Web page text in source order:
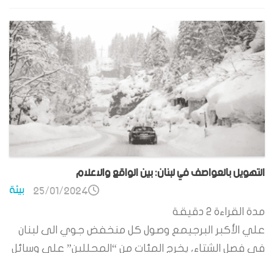
التهويل بالعواصف في لبنان: بين الواقع والاعلام
بيئة 25/01/2024
مدة القراءة 2 دقيقة
علي الأكبر البرجيمع وصول كل منخفض جوي الى لبنان
في فصل الشتاء، يخرج المئات من “المحللين” على وسائل